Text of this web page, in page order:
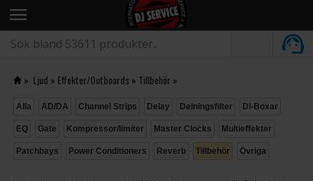
menu
» Ljud » Effekter/Outboards » Tillbehör»
Alla AD/DA Channel Strips Delay Delningsfilter DI-Boxar
EQ Gate Kompressor/limiter Master Clocks Multieffekter
Patchbays Power Conditioners Reverb Tillbehör Övriga